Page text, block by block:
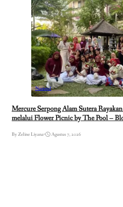
Nasional
Mercure Serpong Alam Sutera
melalui Flower Picnic by The Pool –
By Zeline Liyana• Agustus 7, 2026